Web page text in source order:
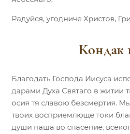
Радуйся, угодниче Христов,
Кондак
Благодать Господа Иисуса
дарами Духа Святаго в житии
осия тя славою безсмертия.
твоих восприемлюще токи
души наша во спасение,